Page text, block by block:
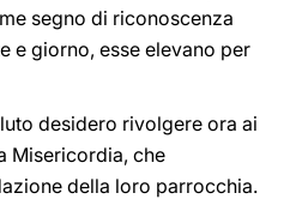
segno di riconoscenza
e giorno, esse elevano per
desidero rivolgere ora ai
Misericordia, che
della loro parrocchia.